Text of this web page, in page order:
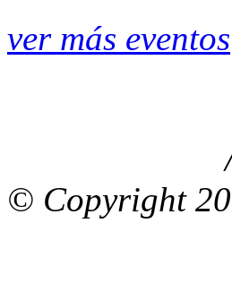
ver más eventos
© Copyright